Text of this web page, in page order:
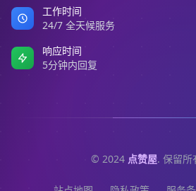
工作时间
24/7 全天候服务
响应时间
5分钟内回复
© 2024 点赞屋. 保留所